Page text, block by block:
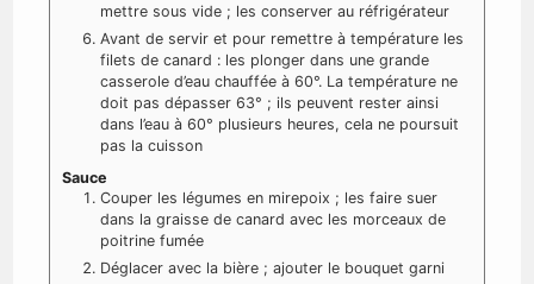
mettre sous vide ; les conserver au réfrigérateur
Avant de servir et pour remettre à température les
filets de canard : les plonger dans une grande
casserole d’eau chauffée à 60°. La température ne
doit pas dépasser 63° ; ils peuvent rester ainsi
dans l’eau à 60° plusieurs heures, cela ne poursuit
pas la cuisson
Sauce
Couper les légumes en mirepoix ; les faire suer
dans la graisse de canard avec les morceaux de
poitrine fumée
Déglacer avec la bière ; ajouter le bouquet garni